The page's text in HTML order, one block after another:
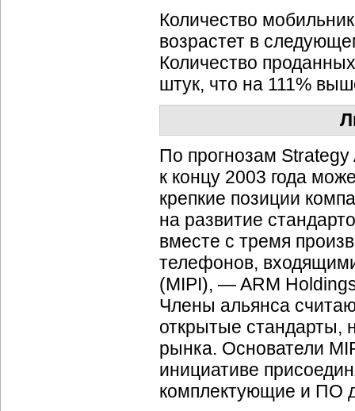
Количество
возрастет в
Количество
штук, что на 111%
По прогнозам
к концу 2003 года
крепкие позиции
на развитие
вместе с тремя
телефонов,
(MIPI), — ARM
Члены альянса
открытые стандарты,
рынка. Основатели
инициативе
комплектующие и ПО